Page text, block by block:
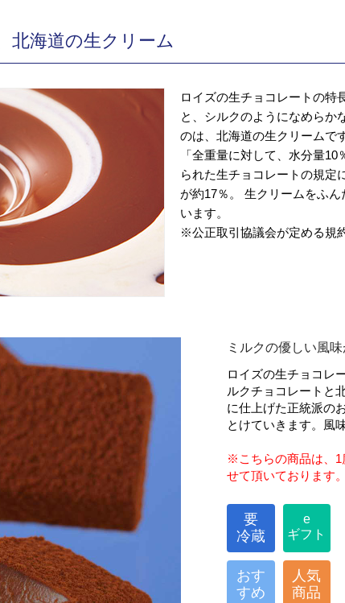
北海道の生クリーム
ロイズの生チョコレートの特
と、シルクのようになめらか
のは、北海道の生クリームです
「全重量に対して、水分量
られた生チョコレートの規定
が約17％。 生クリームをふ
います。
※公正取引協議会が定める規約
ミルクの優しい風
ロイズの生チョコレ
ルクチョコレートと
に仕上げた正統派の
とけていきます。風
※こちらの商品は、1
せて頂いております。
要
冷蔵
e
ギフト
おす
すめ
人気
商品